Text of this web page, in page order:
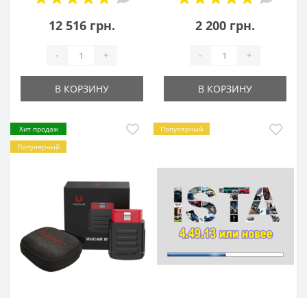
12 516 грн.
- +
В КОРЗИНУ
2 200 грн.
- +
В КОРЗИНУ
Хит продаж
Популярный
Популярный